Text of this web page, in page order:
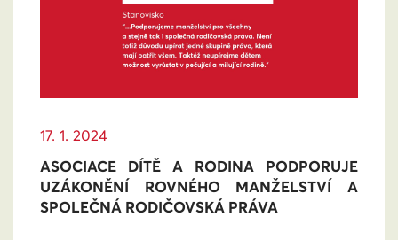
17. 1. 2024
ASOCIACE DÍTĚ A RODINA PODPORUJE
UZÁKONĚNÍ ROVNÉHO MANŽELSTVÍ A
SPOLEČNÁ RODIČOVSKÁ PRÁVA